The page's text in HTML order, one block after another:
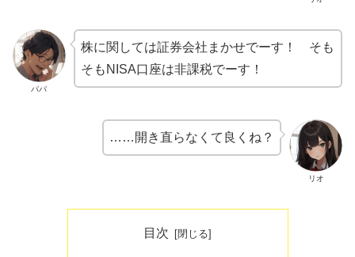
パパ
株に関しては証券会社まかせでーす！ そも
そもNISA口座は非課税でーす！
リオ
……開き直らなくて良くね？
目次